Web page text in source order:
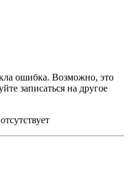
ошибка. Возможно, это
записаться на другое